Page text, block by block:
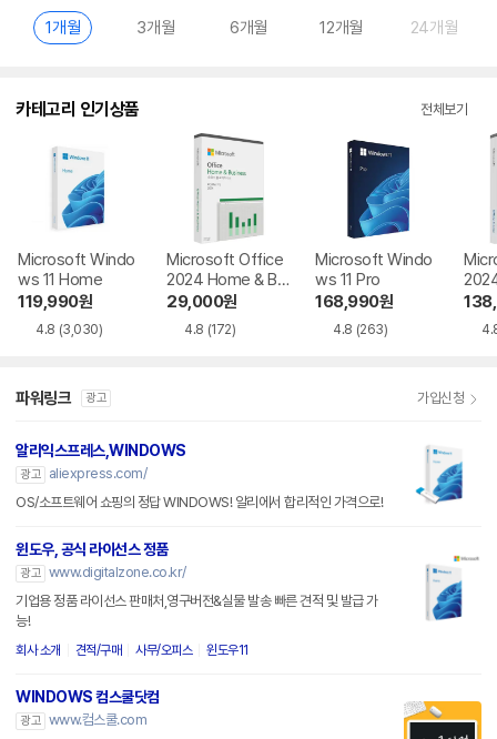
1개월 3개월 6개월 12개월 24개월
카테고리 인기상품 전체보기
Microsoft Windo
ws 11 Home
119,990원
4.8 (3,030)
Microsoft Office
2024 Home & Bu
siness
29,000원
4.8 (172)
Microsoft Windo
ws 11 Pro
168,990원
4.8 (263)
파워링크 광고 가입신청
알리익스프레스,WINDOWS
광고
aliexpress.com/
OS/소프트웨어 쇼핑의 정답 WINDOWS! 알리에서 합리적인 가격으로!
윈도우, 공식 라이선스 정품
광고 www.digitalzone.co.kr/
기업용 정품 라이선스 판매처,영구버전&실물 발송 빠른 견적 및 발급 가
능!
회사 소개 견적/구매 사무/오피스 윈도우11
WINDOWS 컴스쿨닷컴
광고 www.컴스쿨.com